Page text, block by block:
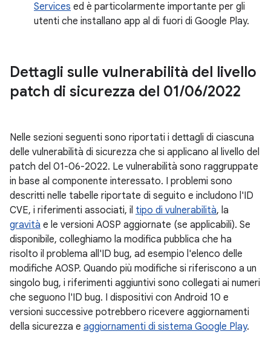
Services ed è particolarmente importante per gli
utenti che installano app al di fuori di Google Play.
Dettagli sulle vulnerabilità del livello
patch di sicurezza del 01/06/2022
Nelle sezioni seguenti sono riportati i dettagli di ciascuna
delle vulnerabilità di sicurezza che si applicano al livello del
patch del 01-06-2022. Le vulnerabilità sono raggruppate
in base al componente interessato. I problemi sono
descritti nelle tabelle riportate di seguito e includono l'ID
CVE, i riferimenti associati, il tipo di vulnerabilità, la
gravità e le versioni AOSP aggiornate (se applicabili). Se
disponibile, colleghiamo la modifica pubblica che ha
risolto il problema all'ID bug, ad esempio l'elenco delle
modifiche AOSP. Quando più modifiche si riferiscono a un
singolo bug, i riferimenti aggiuntivi sono collegati ai numeri
che seguono l'ID bug. I dispositivi con Android 10 e
versioni successive potrebbero ricevere aggiornamenti
della sicurezza e aggiornamenti di sistema Google Play.